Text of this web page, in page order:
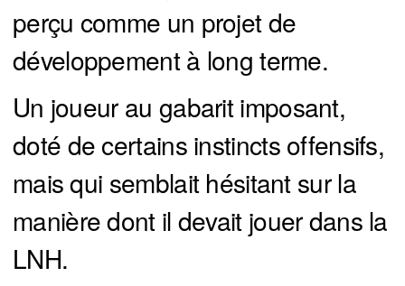
perçu comme un projet de
développement à long terme.
Un joueur au gabarit imposant,
doté de certains instincts offensifs,
mais qui semblait hésitant sur la
manière dont il devait jouer dans la
LNH.